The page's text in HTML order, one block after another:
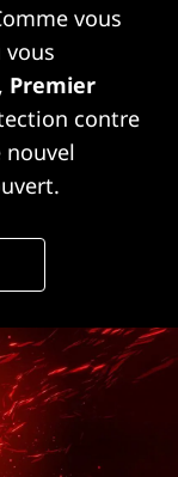
vous
Premier
contre
nouvel